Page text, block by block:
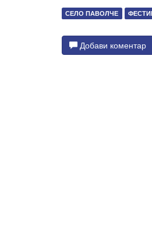
СЕЛО ПАВОЛЧЕ
Добави коментар